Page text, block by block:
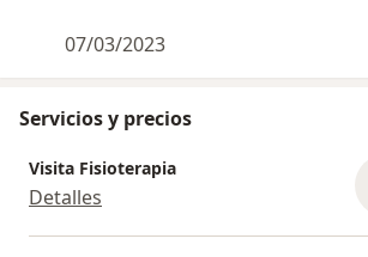
07/03/2023
Servicios y precios
Visita Fisioterapia
Detalles